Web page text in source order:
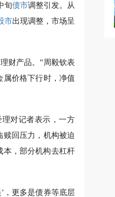
旬债市调整引发。从
市出现调整，市场呈
财产品。”周毅钦表
属价格下行时，净值
对记者表示，一方
赎回压力，机构被迫
本，部分机构去杠杆
，更多是债券等底层